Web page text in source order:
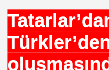
BANKALAR.=
BÜROKRASİSİ